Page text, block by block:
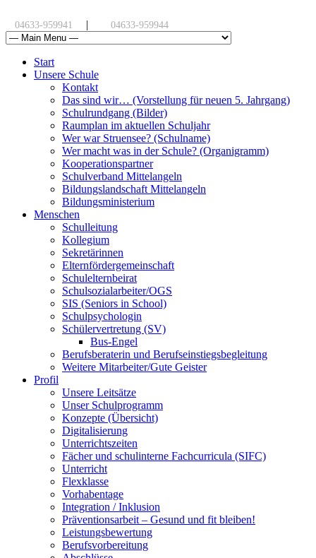
04633-959941 | 04633-959944
Start
Unsere Schule
Kontakt
Das sind wir… (Vorstellung für neuen 5. Jahrgang)
Schulrundgang (Bilder)
Raumplan im aktuellen Schuljahr
Wer war Struensee? (Schulname)
Wer macht was in der Schule? (Organigramm)
Kooperationspartner
Schulverband Mittelangeln
Bildungslandschaft Mittelangeln
Bildungsministerium
Menschen
Schulleitung
Kollegium
Sekretärinnen
Elternfördergemeinschaft
Schulelternbeirat
Schulsozialarbeiter/OGS
SIS (Seniors in School)
Schulpsychologin
Schülervertretung (SV)
Bus-Engel
Berufsberaterin und Berufseinstiegsbegleitung
Weitere Mitarbeiter/Gute Geister
Profil
Unsere Leitsätze
Unser Schulprogramm
Konzepte (Übersicht)
Digitalisierung
Unterrichtszeiten
Fächer und schulinterne Fachcurricula (SIFC)
Unterricht
Flexklasse
Vorhabentage
Integration / Inklusion
Präventionsarbeit – Gesund und fit bleiben!
Leistungsbewertung
Berufsvorbereitung